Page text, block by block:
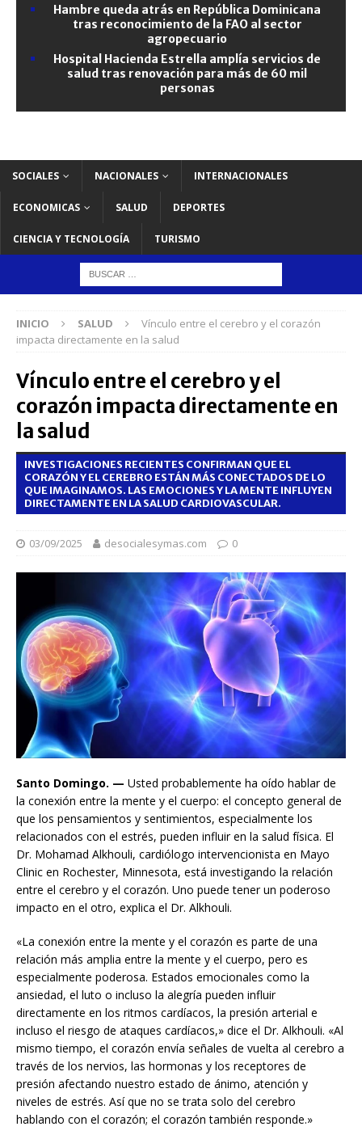
Hambre queda atrás en República Dominicana
tras reconocimiento de la FAO al sector
agropecuario
Hospital Hacienda Estrella amplía servicios de
salud tras renovación para más de 60 mil
personas
SOCIALES NACIONALES INTERNACIONALES
ECONOMICAS SALUD DEPORTES
CIENCIA Y TECNOLOGÍA TURISMO
INICIO SALUD
Vínculo entre el cerebro y el corazón
impacta directamente en la salud
Vínculo entre el cerebro y el
corazón impacta directamente en
la salud
INVESTIGACIONES RECIENTES CONFIRMAN QUE EL
CORAZÓN Y EL CEREBRO ESTÁN MÁS CONECTADOS DE LO
QUE IMAGINAMOS. LAS EMOCIONES Y LA MENTE INFLUYEN
DIRECTAMENTE EN LA SALUD CARDIOVASCULAR.
03/09/2025 desocialesymas.com 0
Santo Domingo. — Usted probablemente ha oído hablar de
la conexión entre la mente y el cuerpo: el concepto general de
que los pensamientos y sentimientos, especialmente los
relacionados con el estrés, pueden influir en la salud física. El
Dr. Mohamad Alkhouli, cardiólogo intervencionista en Mayo
Clinic en Rochester, Minnesota, está investigando la relación
entre el cerebro y el corazón. Uno puede tener un poderoso
impacto en el otro, explica el Dr. Alkhouli.
«La conexión entre la mente y el corazón es parte de una
relación más amplia entre la mente y el cuerpo, pero es
especialmente poderosa. Estados emocionales como la
ansiedad, el luto o incluso la alegría pueden influir
directamente en los ritmos cardíacos, la presión arterial e
incluso el riesgo de ataques cardíacos,» dice el Dr. Alkhouli. «Al
mismo tiempo, el corazón envía señales de vuelta al cerebro a
través de los nervios, las hormonas y los receptores de
presión afectando nuestro estado de ánimo, atención y
niveles de estrés. Así que no se trata solo del cerebro
hablando con el corazón; el corazón también responde.»